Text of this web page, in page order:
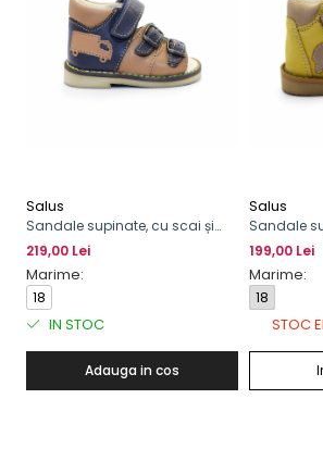
Salus
Sandale supinate, cu scai și
cataramă, pentru băieți, cu
219,00 Lei
Marime:
18
IN STOC
Adauga in cos
Salus
Sandale
cataramă
199,00 Lei
Marime:
18
STOC